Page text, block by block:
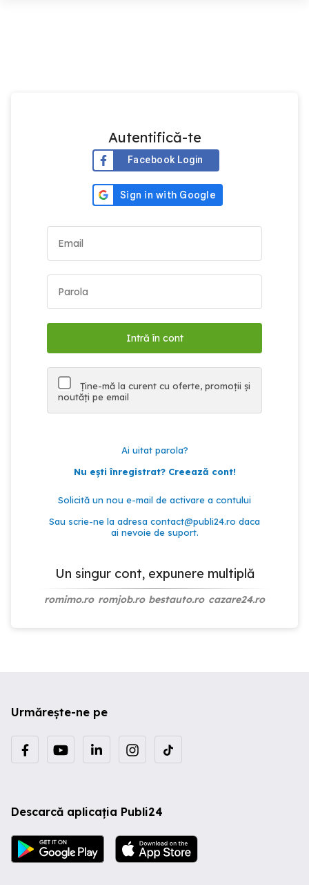
Autentifică-te
Facebook Login
Ține-mă la curent cu oferte, promoții și
noutăți pe email
Ai uitat parola?
Nu ești înregistrat? Creează cont!
Solicită un nou e-mail de activare a contului
Sau scrie-ne la adresa contact@publi24.ro daca
ai nevoie de suport.
Un singur cont, expunere multiplă
romimo.ro romjob.ro bestauto.ro cazare24.ro
Urmărește-ne pe
Descarcă aplicația Publi24